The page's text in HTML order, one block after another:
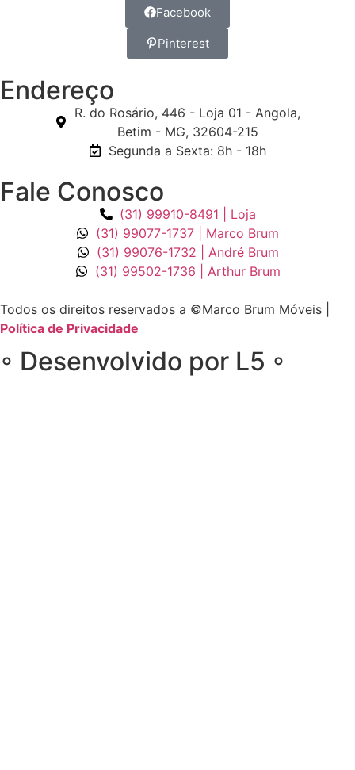
Facebook
Pinterest
Endereço
R. do Rosário, 446 - Loja 01 - Angola,
Betim - MG, 32604-215
Segunda a Sexta: 8h - 18h
Fale Conosco
(31) 99910-8491 | Loja
(31) 99077-1737 | Marco Brum
(31) 99076-1732 | André Brum
(31) 99502-1736 | Arthur Brum
Todos os direitos reservados a ©Marco Brum Móveis |
Política de Privacidade
◦ Desenvolvido por L5 ◦